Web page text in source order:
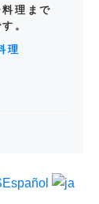
理まで
。
理
Español